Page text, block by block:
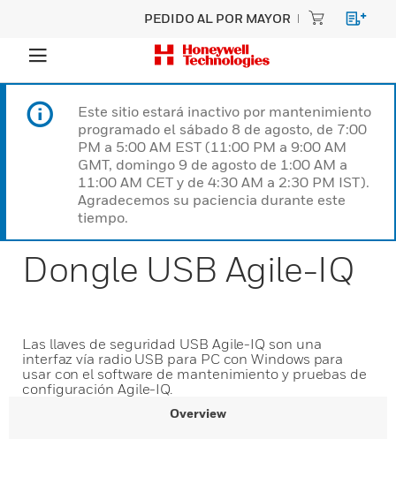
PEDIDO AL POR MAYOR
Este sitio estará inactivo por mantenimiento
programado el sábado 8 de agosto, de 7:00
PM a 5:00 AM EST (11:00 PM a 9:00 AM
GMT, domingo 9 de agosto de 1:00 AM a
11:00 AM CET y de 4:30 AM a 2:30 PM IST).
Agradecemos su paciencia durante este
tiempo.
Dongle USB Agile-IQ
Las llaves de seguridad USB Agile-IQ son una
interfaz vía radio USB para PC con Windows para
usar con el software de mantenimiento y pruebas de
configuración Agile-IQ.
Overview